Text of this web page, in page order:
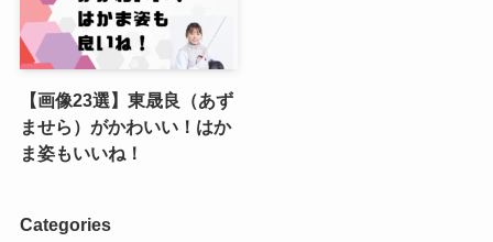
【画像23選】東晟良（あず
ませら）がかわいい！はか
ま姿もいいね！
Categories